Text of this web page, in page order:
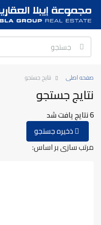
صفحه اصلی نتایج جستجو
نتایج جستجو
6 نتایج یافت شد
مرتب سازی بر اساس:
ذخیره جستجو